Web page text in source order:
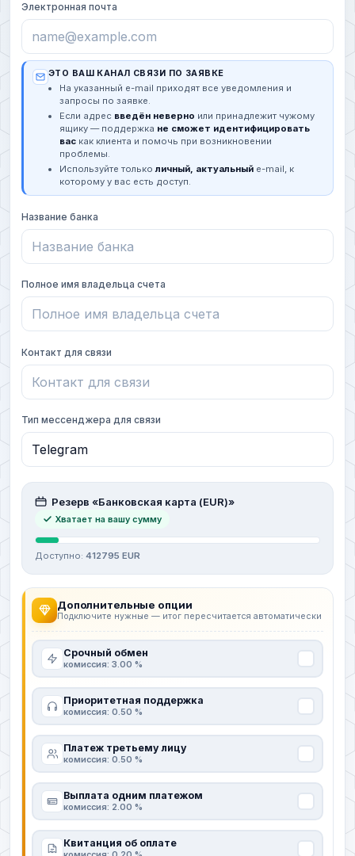
Электронная почта
ЭТО ВАШ КАНАЛ СВЯЗИ ПО ЗАЯВКЕ
На указанный e-mail приходят все уведомления и
запросы по заявке.
Если адрес введён неверно или принадлежит чужому
ящику — поддержка не сможет идентифицировать
вас как клиента и помочь при возникновении
проблемы.
Используйте тольколичный, актуальный e-mail, к
которому у вас есть доступ.
Название банка
Полное имя владельца счета
Контакт для связи
Тип мессенджера для связи
Резерв «Банковская карта (EUR)»
Хватает на вашу сумму
Доступно: 412795 EUR
Дополнительные опции
Подключите нужные — итог пересчитается автоматически
Срочный обмен
комиссия: 3.00 %
Приоритетная поддержка
комиссия: 0.50 %
Платеж третьему лицу
комиссия: 0.50 %
Выплата одним платежом
комиссия: 2.00 %
Квитанция об оплате